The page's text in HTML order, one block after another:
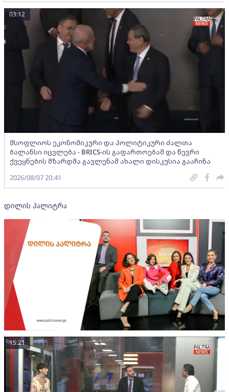
მსოფლიოს ეკონომიკური და პოლიტიკური ძალთა
ბალანსი იცვლება - BRICS-ის გაფართოებამ და წევრი
ქვეყნების მზარდმა გავლენამ ახალი დისკუსია გააჩინა
03:12
2026/08/07 20:41
დილის პალიტრა
15:21